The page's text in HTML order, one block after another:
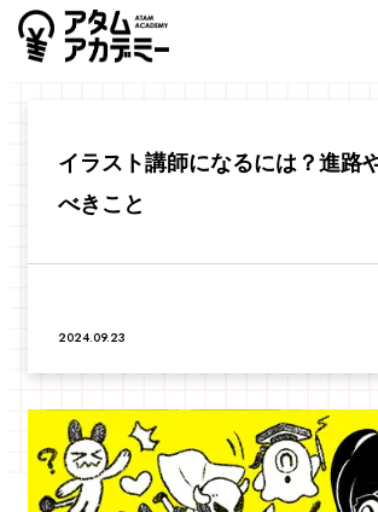
イラスト講師になるには？進路
べきこと
2024.09.23